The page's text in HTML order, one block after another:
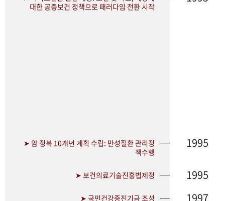
대한 공중보건 정책으로 패러다임 전환 시작
➤ 암 정복 10개년 계획 수립: 만성질환 관리정
책수행
1995
➤ 보건의료기술진흥법제정 1995
➤ 국민건강증진기금 조성 1997